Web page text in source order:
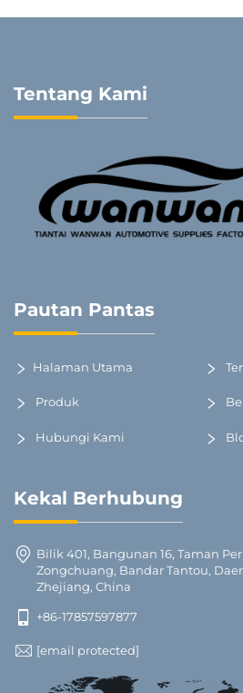
Tentang Kami
Pautan Pantas
Halaman Utama
Produk
Hubungi Kami
Kekal Berhubung
Bilik 401, Bangunan 16, Taman
Zongchuang, Bandar Tantou,
Zhejiang, China
+86-17857597877
[email protected]